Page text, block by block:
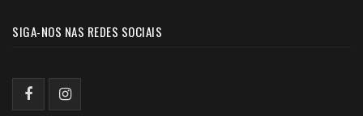
SIGA-NOS NAS REDES SOCIAIS